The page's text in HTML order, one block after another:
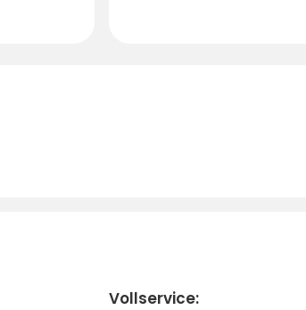
Vollservice: